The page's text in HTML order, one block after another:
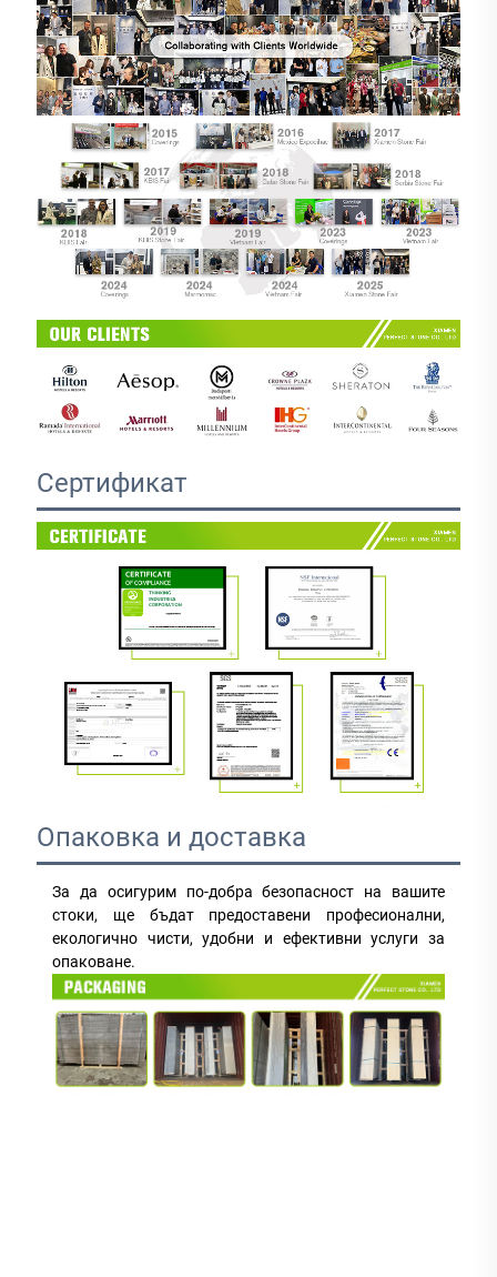
Сертификат
Опаковка и доставка
За да осигурим по-добра безопасност на вашите
стоки, ще бъдат предоставени професионални,
екологично чисти, удобни и ефективни услуги за
опаковане.